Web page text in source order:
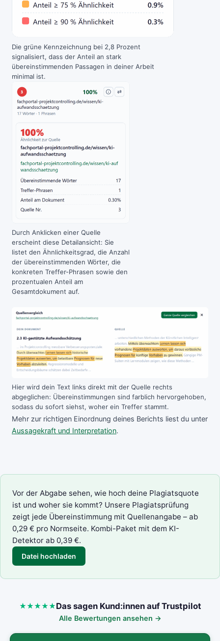
Die grüne Kennzeichnung bei 2,8 Prozent
signalisiert, dass der Anteil an stark
übereinstimmenden Passagen in deiner Arbeit
minimal ist.
Durch Anklicken einer Quelle
erscheint diese Detailansicht: Sie
listet den Ähnlichkeitsgrad, die Anzahl
der übereinstimmenden Wörter, die
konkreten Treffer-Phrasen sowie den
prozentualen Anteil am
Gesamtdokument auf.
Hier wird dein Text links direkt mit der Quelle rechts
abgeglichen: Übereinstimmungen sind farblich hervorgehoben,
sodass du sofort siehst, woher ein Treffer stammt.
Mehr zur richtigen Einordnung deines Berichts liest du unter
Aussagekraft und Interpretation.
Vor der Abgabe sehen, wie hoch deine Plagiatsquote
ist und woher sie kommt? Unsere Plagiatsprüfung
zeigt jede Übereinstimmung mit Quellenangabe – ab
0,29 € pro Normseite. Kombi-Paket mit dem KI-
Detektor ab 0,39 €.
Datei hochladen
Das sagen Kund:innen auf Trustpilot
Alle Bewertungen ansehen →